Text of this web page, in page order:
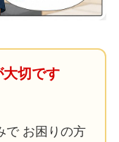
切です
で お困りの方